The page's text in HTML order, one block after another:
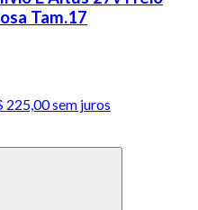
Tam.17
225,00 sem juros